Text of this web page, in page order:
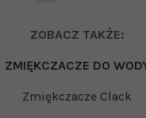
ZOBACZ TAKŻE:
ZMIĘKCZACZE DO
Zmiękczacze Clack